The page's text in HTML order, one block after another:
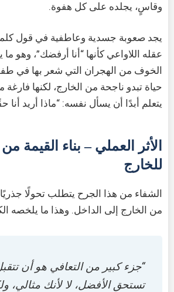
وقاسٍ، يجلده على كل هفوة.
يجد صعوبة جسدية وعاطفية في قول كلمة
عقله اللاواعي كأنها “أنا أرفضك”، وهو ما
الخوف من الهجران التي شعر بها في
حياة تبدو ناجحة من الخارج، لكنها فارغة
يتعلم أبدًا أن يسأل نفسه: “ماذا أريد أنا
الأثر العملي – بناء القيمة
للخارج
الشفاء من هذا الجرح يتطلب تحولًا
من الخارج إلى الداخل. وهذا ما يلخصه
“جزء كبير من التعافي هو أن
تستحق الأفضل، لا لأنك مثالي،